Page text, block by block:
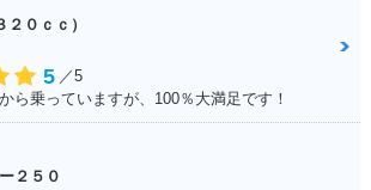
０ｃｃ）
5 ／5
ら乗っていますが、100％大満足です！
２５０